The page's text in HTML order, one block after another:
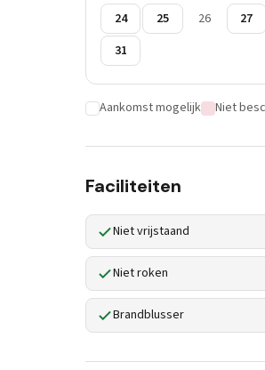
24
25 26 27
31
Aankomst mogelijk Niet
Faciliteiten
Niet vrijstaand
Niet roken
Brandblusser